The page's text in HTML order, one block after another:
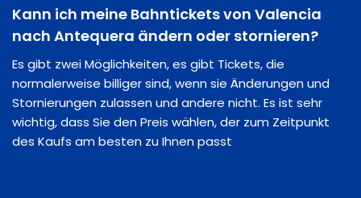
Kann ich meine Bahntickets von Valencia
nach Antequera ändern oder stornieren?
Es gibt zwei Möglichkeiten, es gibt Tickets, die
normalerweise billiger sind, wenn sie Änderungen und
Stornierungen zulassen und andere nicht. Es ist sehr
wichtig, dass Sie den Preis wählen, der zum Zeitpunkt
des Kaufs am besten zu Ihnen passt